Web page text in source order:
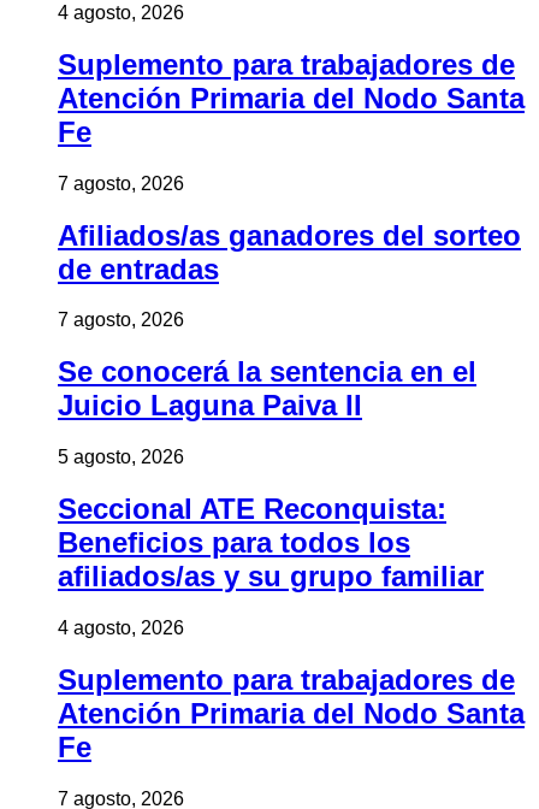
4 agosto, 2026
Suplemento para trabajadores de
Atención Primaria del Nodo Santa
Fe
7 agosto, 2026
Afiliados/as ganadores del sorteo
de entradas
7 agosto, 2026
Se conocerá la sentencia en el
Juicio Laguna Paiva II
5 agosto, 2026
Seccional ATE Reconquista:
Beneficios para todos los
afiliados/as y su grupo familiar
4 agosto, 2026
Suplemento para trabajadores de
Atención Primaria del Nodo Santa
Fe
7 agosto, 2026